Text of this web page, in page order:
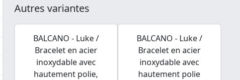
Autres variantes
BALCANO - Luke /
Bracelet en acier
inoxydable avec
hautement polie,
BALCANO - Luke /
Bracelet en acier
inoxydable avec
hautement polie